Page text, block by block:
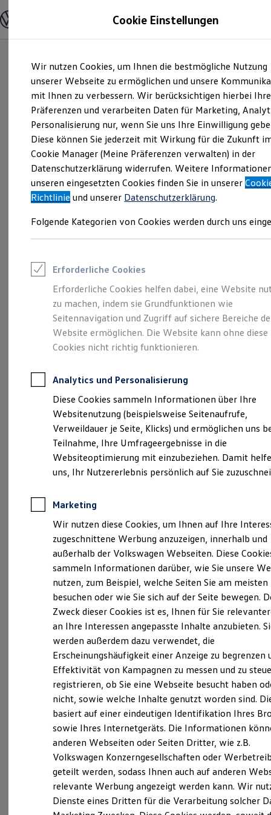
Hauptinhalt
springen
Footer
springen
Modelle und Konfigurator
Modelle vergleichen
Elektroautos
ENERGY Sondermodelle
Nutzfahrzeuge
SUV und CUV
Familienautos
Kombis
Kompaktwagen
Sportwagen
Schnell verfügbare Fahrzeuge
Angebote und Produkte
Aktuelle Angebote
E-Auto-Förderung
Volkswagen Marktplatz
Junge Gebrauchtwagen und Gebrauchtwagen
Saisonangebote
Leasing
Leasing-Angebote
Gebrauchtwagen Leasing
Junge Gebrauchtwagen-Leasing
Elektroauto Leasing
Kleinwagen-Leasing
Leasing ohne Anzahlung
Autokredit mit Schlussrate
Versicherungen und Garantien
Kfz-Versicherung
Restschuldversicherungen
Garantien
Wartungsverträge
Geschäftskunden
Professional Class bei Volkswagen
Großkunden
Behörden
Anpfiff zum Gewinn
Elektroautos
ID. Tutorials
Elektrofahrzeugkonzepte
Reichweite
Reichweite der ID. Modelle
Reichweite im Winter
Laden
Laden unterwegs
Laden Zuhause
Ladezeitensimulator
Batterie
Sicherheit
Garantie und Lebensdauer
Nachhaltigkeit
Technologie
Kosten und Kauf
Verbrauchskosten
Kaufoptionen
E-Auto-Förderung
Software und Konnektivität
Die ID. Software 6
ID. Software Versionen und Updates
Digitale Extras
Schnittstellen zu Ihrem ID.
Gepflegt, geprüft und
für gut befunden.
Volkswagen
Zertifizierte
Gebrauchtwagen.
(Impressum & Rechtliches
Ganz selbstverständlich.Das
Gebrauchtwagen-
Leistungsversprechen.
Rundum sicher: der 360°Gebrauchtwagen-
Bevor ein VolkswagenZertifizierter
Gebrauchtwagenan unsere Kunden
übergeben wird, prüfen wir den Zustand
Cookie Einstellungen
Wir nutzen Cookies, um Ihnen die bestmögliche Nutzung
unserer Webseite zu ermöglichen und unsere
mit Ihnen zu verbessern. Wir berücksichtigen hierbei Ihre
Präferenzen und verarbeiten Daten für Marketing,
Personalisierung nur, wenn Sie uns Ihre Einwilligung
Diese können Sie jederzeit mit Wirkung für die Zukunft
Cookie Manager (Meine Präferenzen verwalten) in der
Datenschutzerklärung widerrufen. Weitere
unseren eingesetzten Cookies finden Sie in unserer
Richtlinie und unserer Datenschutzerklärung.
Folgende Kategorien von Cookies werden durch uns
Erforderliche Cookies
Erforderliche Cookies helfen dabei, eine Website
zu machen, indem sie Grundfunktionen wie
Seitennavigation und Zugriff auf sichere Bereiche
Website ermöglichen. Die Website kann ohne diese
Cookies nicht richtig funktionieren.
Analytics und Personalisierung
Diese Cookies sammeln Informationen über Ihre
Websitenutzung (beispielsweise Seitenaufrufe,
Verweildauer je Seite, Klicks) und ermöglichen uns
Teilnahme, Ihre Umfrageergebnisse in die
Websiteoptimierung mit einzubeziehen. Damit
uns, Ihr Nutzererlebnis persönlich auf Sie
Marketing
Wir nutzen diese Cookies, um Ihnen auf Ihre
zugeschnittene Werbung anzuzeigen, innerhalb und
außerhalb der Volkswagen Webseiten. Diese
sammeln Informationen darüber, wie Sie unsere
nutzen, zum Beispiel, welche Seiten Sie am meisten
besuchen oder wie Sie sich auf der Seite bewegen.
Zweck dieser Cookies ist es, Ihnen für Sie
an Ihre Interessen angepasste Inhalte anzubieten.
werden außerdem dazu verwendet, die
Erscheinungshäufigkeit einer Anzeige zu begrenzen
Effektivität von Kampagnen zu messen und zu
registrieren, ob Sie eine Webseite besucht haben
nicht, sowie welche Inhalte genutzt worden sind.
basiert auf einer eindeutigen Identifikation Ihres
sowie Ihres Internetgeräts. Die Informationen
anderen Webseiten oder Seiten Dritter, wie z.B.
Volkswagen Konzerngesellschaften oder
geteilt werden, sodass Ihnen auch auf anderen
relevante Werbung angezeigt werden kann. Wir
Dienste eines Dritten für die Verarbeitung solcher